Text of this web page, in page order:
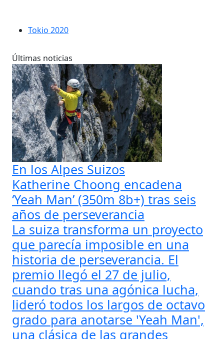
Tokio 2020
Últimas noticias
En los Alpes Suizos
Katherine Choong encadena
‘Yeah Man’ (350m 8b+) tras seis
años de perseverancia
La suiza transforma un proyecto
que parecía imposible en una
historia de perseverancia. El
premio llegó el 27 de julio,
cuando tras una agónica lucha,
lideró todos los largos de octavo
grado para anotarse 'Yeah Man',
una clásica de las grandes